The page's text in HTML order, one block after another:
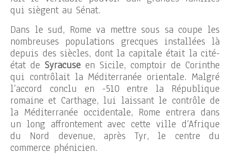
qui siègent au Sénat.
Dans le sud, Rome va mettre sous sa coupe les
nombreuses populations grecques installées là
depuis des siècles, dont la capitale était la cité-
état de Syracuse en Sicile, comptoir de Corinthe
qui contrôlait la Méditerranée orientale. Malgré
l’accord conclu en -510 entre la République
romaine et Carthage, lui laissant le contrôle de
la Méditerranée occidentale, Rome entrera dans
un long affrontement avec cette ville d’Afrique
du Nord devenue, après Tyr, le centre du
commerce phénicien.